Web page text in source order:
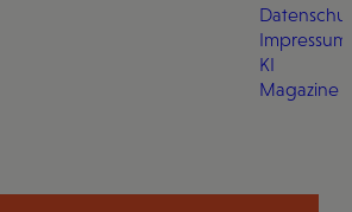
Impressum
KI
Magazine